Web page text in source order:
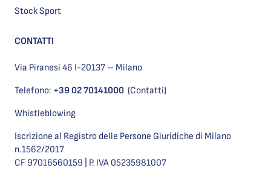
Stock Sport
CONTATTI
Via Piranesi 46 I-20137 – Milano
Telefono: +39 02 70141000 (Contatti)
Whistleblowing
Iscrizione al Registro delle Persone Giuridiche di Milano
n.1562/2017
CF 97016560159 | P. IVA 05235981007